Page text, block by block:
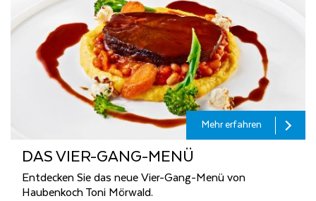
Mehr erfahren
DAS VIER-GANG-MENÜ
Entdecken Sie das neue Vier-Gang-Menü von
Haubenkoch Toni Mörwald.